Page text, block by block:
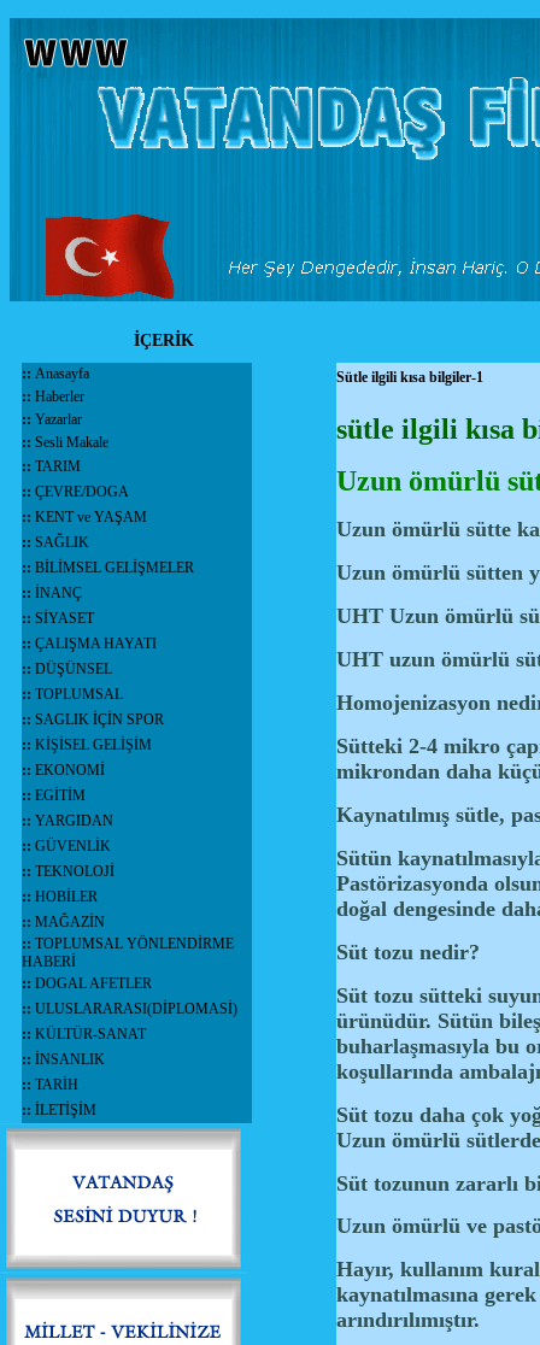
İÇERİK
:: Anasayfa
:: Haberler
:: Yazarlar
:: Sesli Makale
:: TARIM
:: ÇEVRE/DOGA
:: KENT ve YAŞAM
:: SAĞLIK
:: BİLİMSEL GELİŞMELER
:: İNANÇ
:: SİYASET
:: ÇALIŞMA HAYATI
:: DÜŞÜNSEL
:: TOPLUMSAL
:: SAGLIK İÇİN SPOR
:: KİŞİSEL GELİŞİM
:: EKONOMİ
:: EGİTİM
:: YARGIDAN
:: GÜVENLİK
:: TEKNOLOJİ
:: HOBİLER
:: MAĞAZİN
:: TOPLUMSAL YÖNLENDİRME
HABERİ
:: DOGAL AFETLER
:: ULUSLARARASI(DİPLOMASİ)
:: KÜLTÜR-SANAT
:: İNSANLIK
:: TARİH
:: İLETİŞİM
Sütle ilgili kısa bilgiler-1
sütle ilgili kısa
Uzun ömürlü
Uzun ömürlü sütte
Uzun ömürlü sütten
UHT Uzun ömürlü
UHT uzun ömürlü
Homojenizasyon
Sütteki 2-4 mikro
mikrondan daha
Kaynatılmış sütle,
Sütün
Pastörizasyonda
doğal dengesinde
Süt tozu nedir?
Süt tozu sütteki
ürünüdür. Sütün
buharlaşmasıyla bu
koşullarında
Süt tozu daha çok
Uzun ömürlü
Süt tozunun zararlı
Uzun ömürlü ve
Hayır, kullanım
kaynatılmasına
arındırılımıştır.